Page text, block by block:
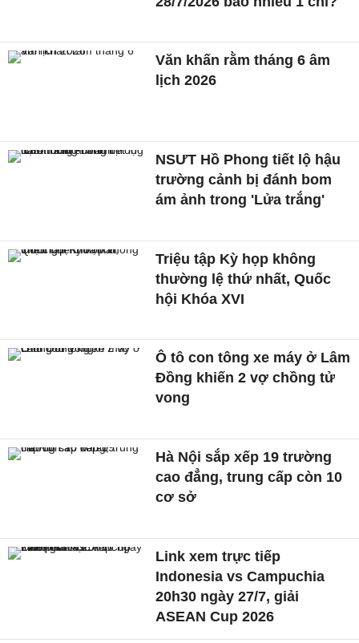
Văn khấn rằm tháng 6 âm
lịch 2026
NSƯT Hồ Phong tiết lộ hậu
trường cảnh bị đánh bom
ám ảnh trong 'Lửa trắng'
Triệu tập Kỳ họp không
thường lệ thứ nhất, Quốc
hội Khóa XVI
Ô tô con tông xe máy ở Lâm
Đồng khiến 2 vợ chồng tử
vong
Hà Nội sắp xếp 19 trường
cao đẳng, trung cấp còn 10
cơ sở
Link xem trực tiếp
Indonesia vs Campuchia
20h30 ngày 27/7, giải
ASEAN Cup 2026